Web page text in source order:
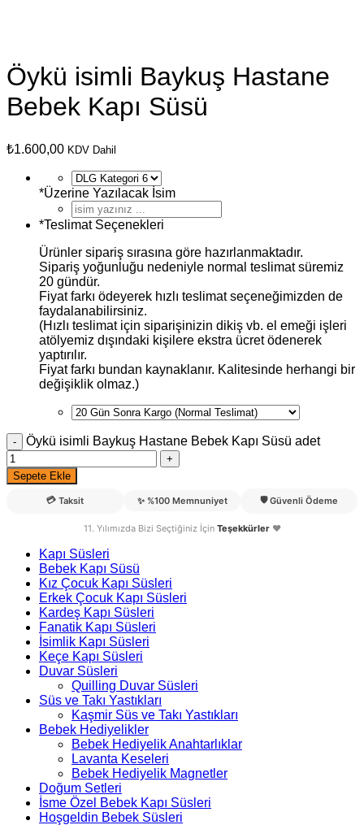
Öykü isimli Baykuş Hastane
Bebek Kapı Süsü
₺1.600,00 KDV Dahil
*Üzerine Yazılacak İsim
*Teslimat Seçenekleri
Ürünler sipariş sırasına göre hazırlanmaktadır.
Sipariş yoğunluğu nedeniyle normal teslimat süremiz
20 gündür.
Fiyat farkı ödeyerek hızlı teslimat seçeneğimizden de
faydalanabilirsiniz.
(Hızlı teslimat için siparişinizin dikiş vb. el emeği işleri
atölyemiz dışındaki kişilere ekstra ücret ödenerek
yaptırılır.
Fiyat farkı bundan kaynaklanır. Kalitesinde herhangi bir
değişiklik olmaz.)
Öykü isimli Baykuş Hastane Bebek Kapı Süsü adet
Sepete Ekle
💳 Taksit ✨ %100 Memnuniyet 🛡️ Güvenli Ödeme
11. Yılımızda Bizi Seçtiğiniz İçin Teşekkürler❤️
Kapı Süsleri
Bebek Kapı Süsü
Kız Çocuk Kapı Süsleri
Erkek Çocuk Kapı Süsleri
Kardeş Kapı Süsleri
Fanatik Kapı Süsleri
İsimlik Kapı Süsleri
Keçe Kapı Süsleri
Duvar Süsleri
Quilling Duvar Süsleri
Süs ve Takı Yastıkları
Kaşmir Süs ve Takı Yastıkları
Bebek Hediyelikler
Bebek Hediyelik Anahtarlıklar
Lavanta Keseleri
Bebek Hediyelik Magnetler
Doğum Setleri
İsme Özel Bebek Kapı Süsleri
Hoşgeldin Bebek Süsleri